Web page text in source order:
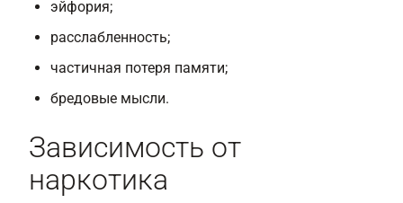
эйфория;
расслабленность;
частичная потеря памяти;
бредовые мысли.
Зависимость от
наркотика